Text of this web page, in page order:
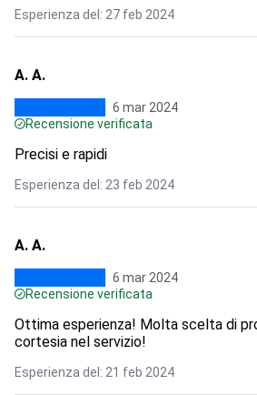
Esperienza del: 27 feb 2024
A. A.
6 mar 2024
Recensione verificata
Precisi e rapidi
Esperienza del: 23 feb 2024
A. A.
6 mar 2024
Recensione verificata
Ottima esperienza! Molta scelta di
cortesia nel servizio!
Esperienza del: 21 feb 2024